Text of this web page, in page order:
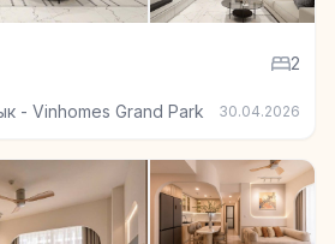
в Тху Дык - Vinhomes Grand
2
- Vinhomes Grand Park 30.04.2026